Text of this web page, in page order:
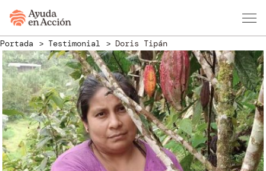
Portada Testimonial Doris Tipán